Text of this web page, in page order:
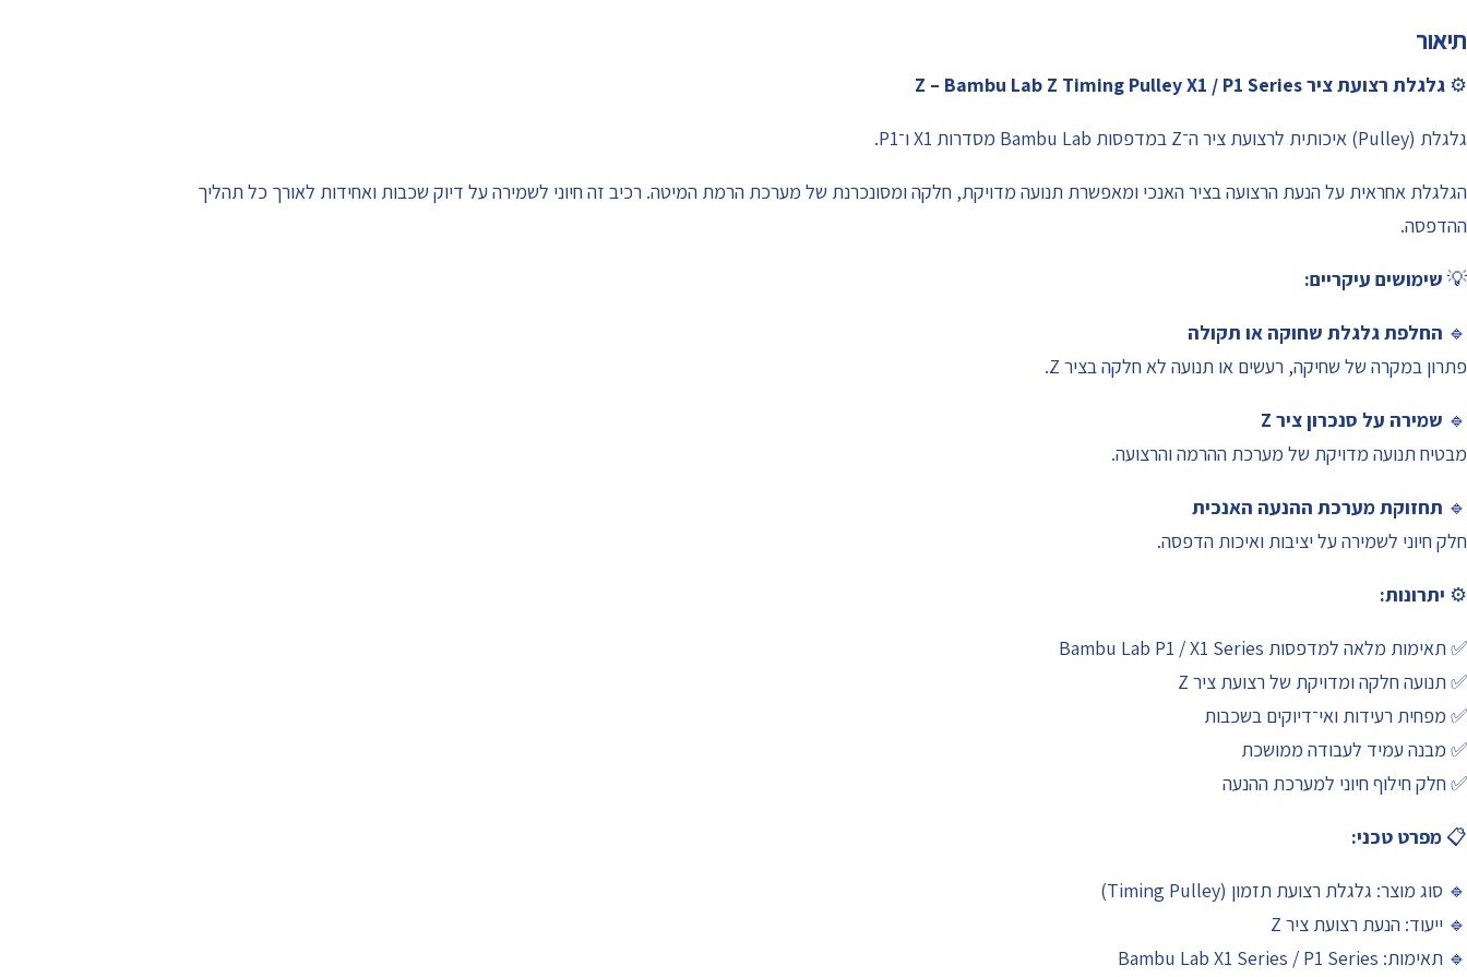
תיאור
⚙️ גלגלת רצועת ציר Z – Bambu Lab Z Timing Pulley X1 / P1 Series
גלגלת (Pulley) איכותית לרצועת ציר ה־Z במדפסות Bambu Lab מסדרות X1 ו־P1.
הגלגלת אחראית על הנעת הרצועה בציר האנכי ומאפשרת תנועה מדויקת, חלקה ומסונכרנת של מערכת הרמת המיטה. רכיב זה חיוני לשמירה על דיוק שכבות ואחידות לאורך כל תהליך
ההדפסה.
💡 שימושים עיקריים:
🔹 החלפת גלגלת שחוקה או תקולה
פתרון במקרה של שחיקה, רעשים או תנועה לא חלקה בציר Z.
🔹 שמירה על סנכרון ציר Z
מבטיח תנועה מדויקת של מערכת ההרמה והרצועה.
🔹 תחזוקת מערכת ההנעה האנכית
חלק חיוני לשמירה על יציבות ואיכות הדפסה.
⚙️ יתרונות:
✅ תאימות מלאה למדפסות Bambu Lab P1 / X1 Series
✅ תנועה חלקה ומדויקת של רצועת ציר Z
✅ מפחית רעידות ואי־דיוקים בשכבות
✅ מבנה עמיד לעבודה ממושכת
✅ חלק חילוף חיוני למערכת ההנעה
📋 מפרט טכני:
🔹 סוג מוצר: גלגלת רצועת תזמון (Timing Pulley)
🔹 ייעוד: הנעת רצועת ציר Z
🔹 תאימות: Bambu Lab X1 Series / P1 Series